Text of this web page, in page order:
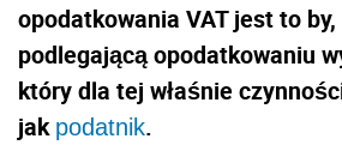
opodatkowania VAT jest to
podlegającą opodatkowaniu
który dla tej właśnie
jak podatnik.